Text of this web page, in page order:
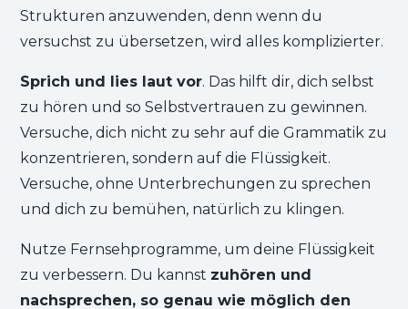
Strukturen anzuwenden, denn wenn du
versuchst zu übersetzen, wird alles komplizierter.
Sprich und lies laut vor. Das hilft dir, dich selbst
zu hören und so Selbstvertrauen zu gewinnen.
Versuche, dich nicht zu sehr auf die Grammatik zu
konzentrieren, sondern auf die Flüssigkeit.
Versuche, ohne Unterbrechungen zu sprechen
und dich zu bemühen, natürlich zu klingen.
Nutze Fernsehprogramme, um deine Flüssigkeit
zu verbessern. Du kannst zuhören und
nachsprechen, so genau wie möglich den